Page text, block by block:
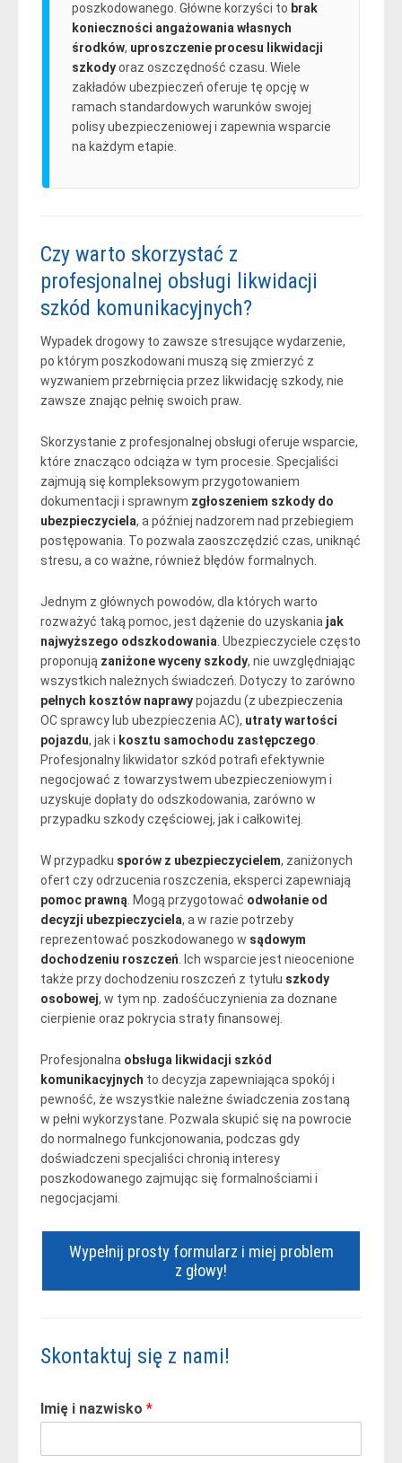
poszkodowanego. Główne korzyści to brak
konieczności angażowania własnych
środków, uproszczenie procesu likwidacji
szkodyoraz oszczędność czasu. Wiele
zakładów ubezpieczeń oferuje tę opcję w
ramach standardowych warunków swojej
polisy ubezpieczeniowej i zapewnia wsparcie
na każdym etapie.
Czy warto skorzystać z
profesjonalnej obsługi likwidacji
szkód komunikacyjnych?
Wypadek drogowy to zawsze stresujące wydarzenie,
po którym poszkodowani muszą się zmierzyć z
wyzwaniem przebrnięcia przez likwidację szkody, nie
zawsze znając pełnię swoich praw.
Skorzystanie z profesjonalnej obsługi oferuje wsparcie,
które znacząco odciąża w tym procesie. Specjaliści
zajmują się kompleksowym przygotowaniem
dokumentacji i sprawnym zgłoszeniem szkody do
ubezpieczyciela, a później nadzorem nad przebiegiem
postępowania. To pozwala zaoszczędzić czas, uniknąć
stresu, a co ważne, również błędów formalnych.
Jednym z głównych powodów, dla których warto
rozważyć taką pomoc, jest dążenie do uzyskania jak
najwyższego odszkodowania. Ubezpieczyciele często
proponują zaniżone wyceny szkody, nie uwzględniając
wszystkich należnych świadczeń. Dotyczy to zarówno
pełnych kosztów naprawypojazdu (z ubezpieczenia
OC sprawcy lub ubezpieczenia AC), utraty wartości
pojazdu, jak i kosztu samochodu zastępczego.
Profesjonalny likwidator szkód potrafi efektywnie
negocjować z towarzystwem ubezpieczeniowym i
uzyskuje dopłaty do odszkodowania, zarówno w
przypadku szkody częściowej, jak i całkowitej.
W przypadku sporów z ubezpieczycielem, zaniżonych
ofert czy odrzucenia roszczenia, eksperci zapewniają
pomoc prawną. Mogą przygotować odwołanie od
decyzji ubezpieczyciela, a w razie potrzeby
reprezentować poszkodowanego w sądowym
dochodzeniu roszczeń. Ich wsparcie jest nieocenione
także przy dochodzeniu roszczeń z tytułu szkody
osobowej, w tym np. zadośćuczynienia za doznane
cierpienie oraz pokrycia straty finansowej.
Profesjonalna obsługa likwidacji szkód
komunikacyjnych to decyzja zapewniająca spokój i
pewność, że wszystkie należne świadczenia zostaną
w pełni wykorzystane. Pozwala skupić się na powrocie
do normalnego funkcjonowania, podczas gdy
doświadczeni specjaliści chronią interesy
poszkodowanego zajmując się formalnościami i
negocjacjami.
Wypełnij prosty formularz i miej problem
z głowy!
Skontaktuj się z nami!
Imię i nazwisko *